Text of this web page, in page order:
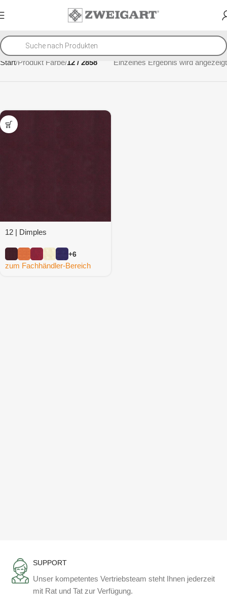
Start Produkt Farbe 12 / 2858 Einzelnes Ergebnis wird angezeigt
12 | Dimples
+6
zum Fachhändler-Bereich
SUPPORT
Unser kompetentes Vertriebsteam steht Ihnen jederzeit
mit Rat und Tat zur Verfügung.